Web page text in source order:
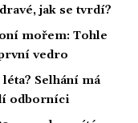
jak se tvrdí?
mořem: Tohle
vedro
Selhání má
odborníci